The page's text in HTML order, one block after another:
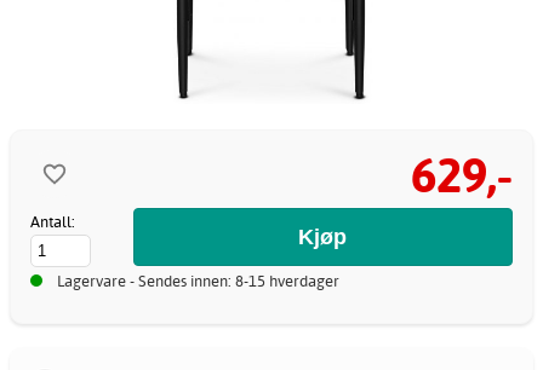
629,-
Antall:
Lagervare - Sendes innen: 8-15 hverdager